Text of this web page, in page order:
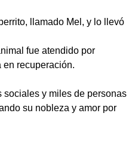
llamado Mel, y lo llevó
fue atendido por
en recuperación.
sociales y miles de personas
su nobleza y amor por